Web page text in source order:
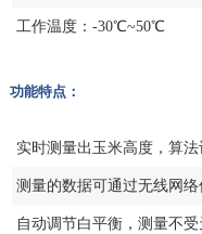
工作温度：-30℃~50℃
功能特点：
实时测量出玉米高度，算法
测量的数据可通过无线网
自动调节白平衡，测量不